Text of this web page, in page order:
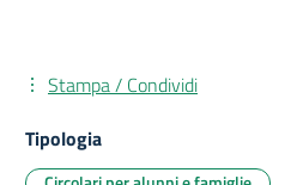
Stampa / Condividi
Tipologia